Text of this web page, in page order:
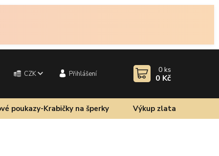
CZK Přihlášení 0 ks
0 Kč
poukazy-Krabičky na šperky Výkup zlata